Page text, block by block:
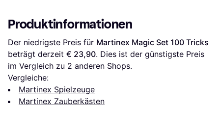
Produktinformationen
Der niedrigste Preis für Martinex Magic Set 100 Tricks
beträgt derzeit € 23,90. Dies ist der günstigste Preis
im Vergleich zu 2 anderen Shops.
Vergleiche:
Martinex Spielzeuge
Martinex Zauberkästen